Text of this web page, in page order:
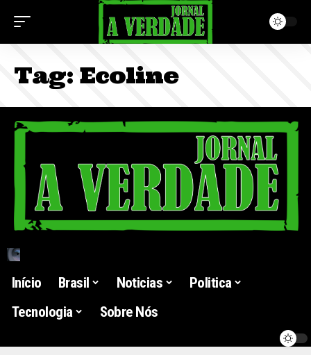
Tag: Ecoline
Início Brasil Noticias
Politica
Tecnologia
Sobre Nós